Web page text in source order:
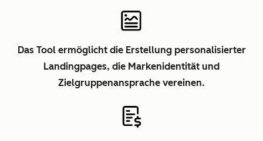
Das Tool ermöglicht die Erstellung personalisierter
Landingpages, die Markenidentität und
Zielgruppenansprache vereinen.